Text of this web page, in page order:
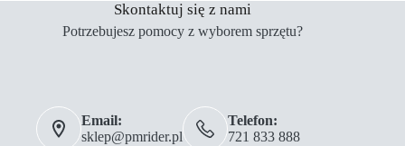
Skontaktuj się z nami
Potrzebujesz pomocy z wyborem sprzętu?
Email:
sklep@pmrider.pl
Telefon:
721 833 888